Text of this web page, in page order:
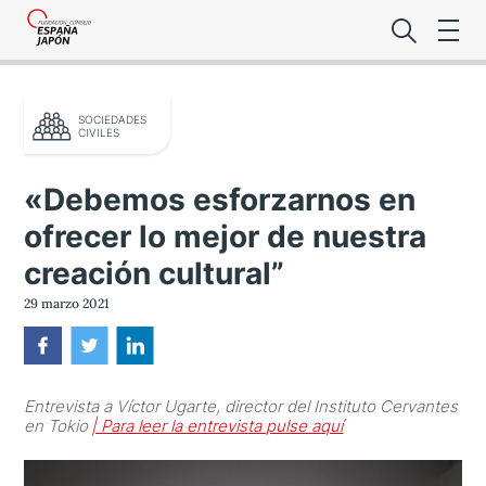
Lo último de
Noticias
SOCIEDADES
CIVILES
«Debemos esforzarnos en
ofrecer lo mejor de nuestra
creación cultural”
29 marzo 2021
Entrevista a Víctor Ugarte, director del Instituto Cervantes
en Tokio | Para leer la entrevista pulse aquí